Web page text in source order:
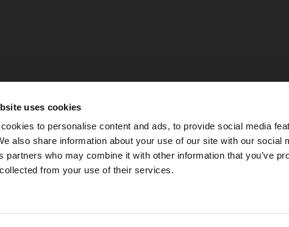
uses cookies
to personalise content and ads, to provide social media
also share information about your use of our site with our social
partners who may combine it with other information that you’ve
from your use of their services.